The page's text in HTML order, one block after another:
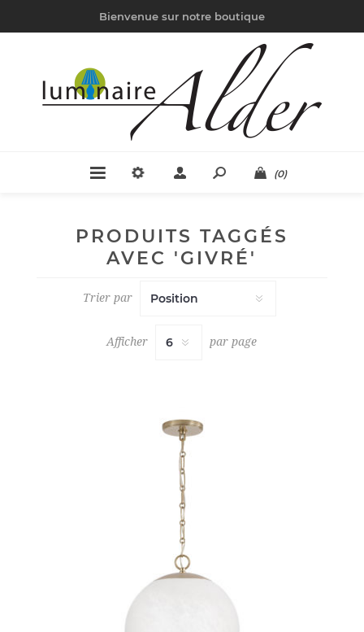
Bienvenue sur notre boutique
(0)
PRODUITS TAGGÉS
AVEC 'GIVRÉ'
Trier par
Afficher par page